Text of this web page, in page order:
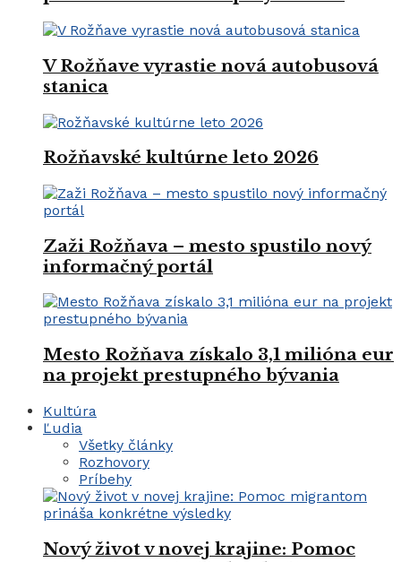
V Rožňave vyrastie nová autobusová
stanica
Rožňavské kultúrne leto 2026
Zaži Rožňava – mesto spustilo nový
informačný portál
Mesto Rožňava získalo 3,1 milióna eur
na projekt prestupného bývania
Kultúra
Ľudia
Všetky články
Rozhovory
Príbehy
Nový život v novej krajine: Pomoc